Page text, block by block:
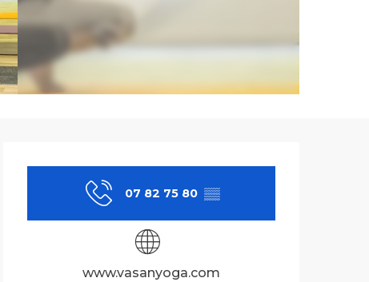
Ouverture et
07 82 75 80 ▒▒
www.vasanyoga.com